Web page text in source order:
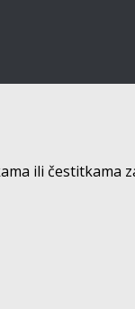
ili čestitkama